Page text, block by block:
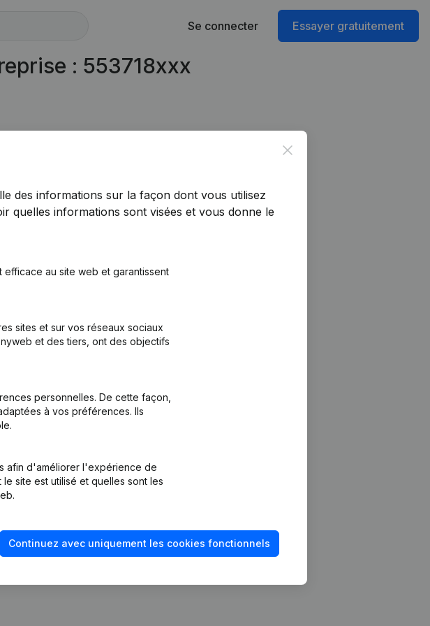
Se connecter Essayer gratuitement
: 553718xxx
Close
des informations sur la façon dont vous utilisez
quelles informations sont visées et vous donne le
au site web et garantissent
sites et sur vos réseaux sociaux
et des tiers, ont des objectifs
personnelles. De cette façon,
à vos préférences. Ils
afin d'améliorer l'expérience de
site est utilisé et quelles sont les
Continuez avec uniquement les cookies fonctionnels
fraude
Consulter des comptes annuels
Vérification de la solvabilité